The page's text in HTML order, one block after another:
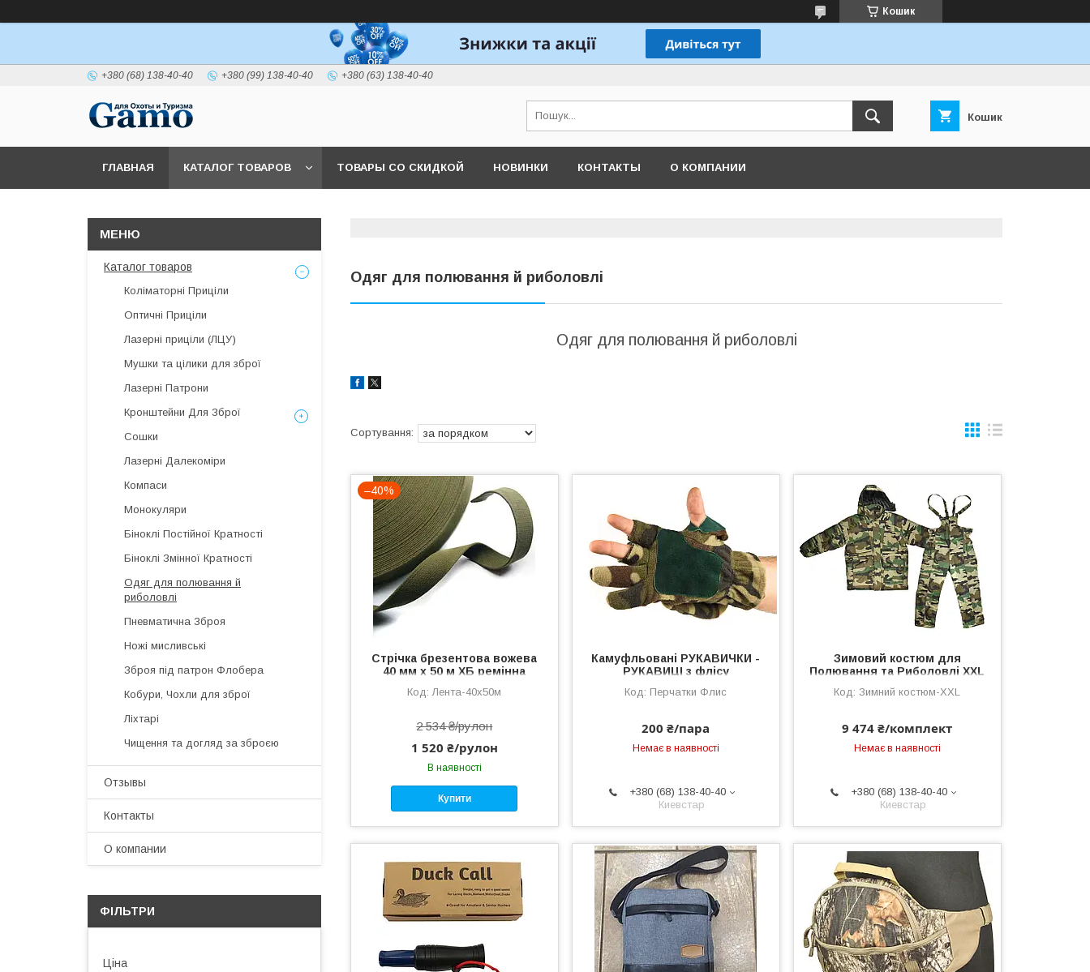
Кошик
+380 (68) 138-40-40 +380 (99) 138-40-40 +380 (63) 138-40-40
Кошик
ГЛАВНАЯ КАТАЛОГ ТОВАРОВ ТОВАРЫ СО СКИДКОЙ НОВИНКИ КОНТАКТЫ О КОМПАНИИ
Одяг для полювання й риболовлі
Одяг для полювання й риболовлі
–40%
Стрічка брезентова вожева
40 мм х 50 м ХБ ремінна
Лента-40x50м
2 534 ₴/рулон
1 520 ₴/рулон
В наявності
Купити
Камуфльовані РУКАВИЧКИ -
РУКАВИЦІ з флісу
Перчатки Флис
200 ₴/пара
Немає в наявності
+380 (68) 138-40-40
Киевстар
Зимовий костюм для
Полювання та Риболовлі XXL
Зимний костюм-XXL
9 474 ₴/комплект
Немає в наявності
+380 (68) 138-40-40
Киевстар
Каталог товаров
Коліматорні Приціли
Оптичні Приціли
Лазерні приціли (ЛЦУ)
Мушки та цілики для зброї
Лазерні Патрони
Кронштейни Для Зброї
Сошки
Лазерні Далекоміри
Компаси
Монокуляри
Біноклі Постійної Кратності
Біноклі Змінної Кратності
Одяг для полювання й
риболовлі
Пневматична Зброя
Ножі мисливські
Зброя під патрон Флобера
Кобури, Чохли для зброї
Ліхтарі
Чищення та догляд за зброєю
Отзывы
Контакты
О компании
ФІЛЬТРИ
Ціна